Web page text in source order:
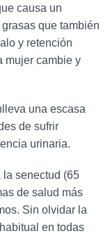
causa un
que también
y retención
mujer cambie y
una escasa
de sufrir
urinaria.
la senectud (65
de salud más
Sin olvidar la
en todas